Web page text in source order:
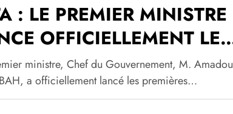
: LE PREMIER MINISTRE
OFFICIELLEMENT LES
DU
UNIQUE
.
ministre, Chef du Gouvernement, M. Amadou
a officiellement lancé les premières…